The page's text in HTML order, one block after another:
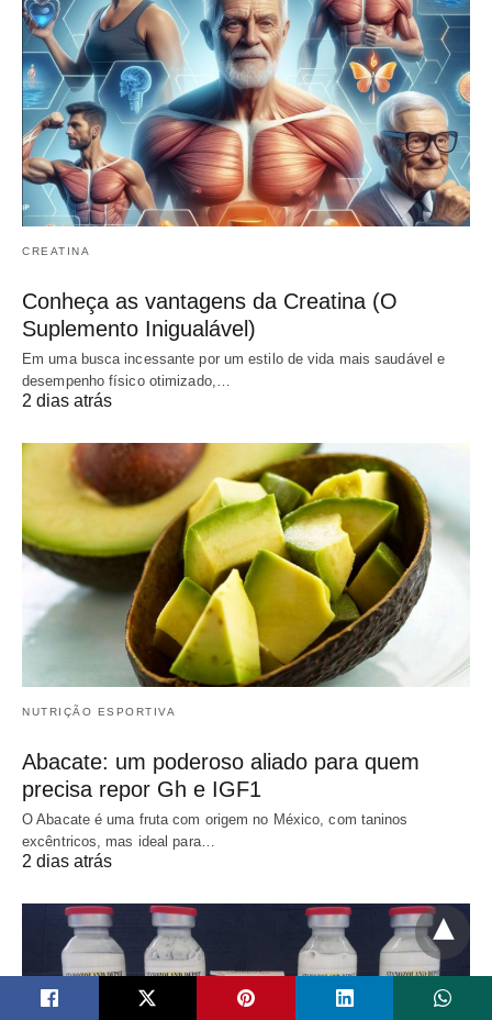
CREATINA
Conheça as vantagens da Creatina (O
Suplemento Inigualável)
Em uma busca incessante por um estilo de vida mais saudável e
desempenho físico otimizado,…
2 dias atrás
NUTRIÇÃO ESPORTIVA
Abacate: um poderoso aliado para quem
precisa repor Gh e IGF1
O Abacate é uma fruta com origem no México, com taninos
excêntricos, mas ideal para…
2 dias atrás